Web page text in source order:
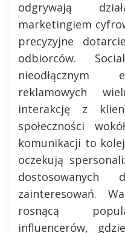
odgrywają
marketingiem
precyzyjne
odbiorców.
nieodłącznym
reklamowych
interakcję z
społeczności
komunikacji to
oczekują
zainteresowań.
rosnącą
influencerów,